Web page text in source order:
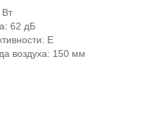
62 дБ
Е
воздуха: 150 мм